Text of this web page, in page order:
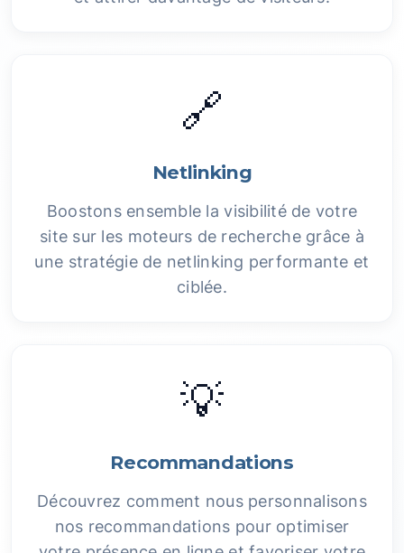
🔗
Netlinking
Boostons ensemble la visibilité de votre
site sur les moteurs de recherche grâce à
une stratégie de netlinking performante et
ciblée.
💡
Recommandations
Découvrez comment nous personnalisons
nos recommandations pour optimiser